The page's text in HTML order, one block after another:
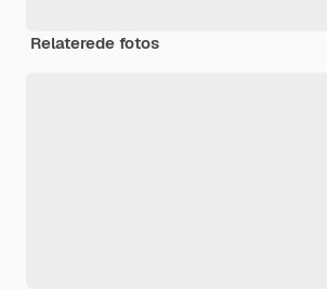
Relaterede fotos